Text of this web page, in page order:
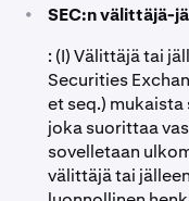
•
SEC:n välittäjä-
: (I) Välittäjä tai
Securities
et seq.)
joka suorittaa
sovelletaan
välittäjä tai